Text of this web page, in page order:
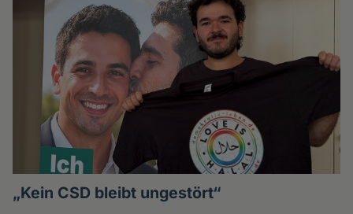
„Kein CSD bleibt ungestört“